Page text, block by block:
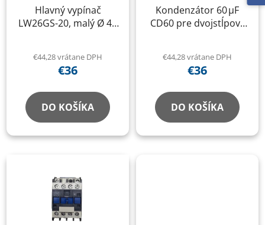
Hlavný vypínač
LW26GS-20, malý Ø 43
€44,28 vrátane DPH
€36
DO KOŠÍKA
Kondenzátor 60 µF
CD60 pre dvojstĺpový
€44,28 vrátane DPH
€36
DO KOŠÍKA